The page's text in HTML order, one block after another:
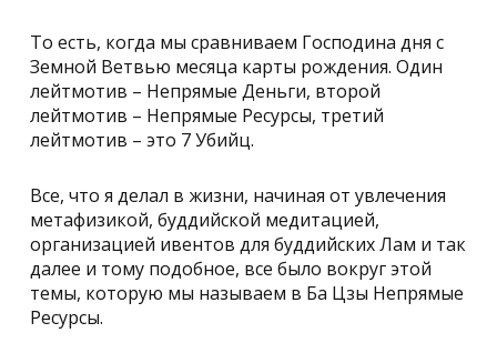
То есть, когда мы сравниваем Господина дня с
Земной Ветвью месяца карты рождения. Один
лейтмотив – Непрямые Деньги, второй
лейтмотив – Непрямые Ресурсы, третий
лейтмотив – это 7 Убийц.
Все, что я делал в жизни, начиная от увлечения
метафизикой, буддийской медитацией,
организацией ивентов для буддийских Лам и так
далее и тому подобное, все было вокруг этой
темы, которую мы называем в Ба Цзы Непрямые
Ресурсы.